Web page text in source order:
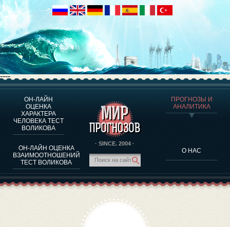
----
ОН-ЛАЙН
ОЦЕНКА
ХАРАКТЕРА
ЧЕЛОВЕКА ТЕСТ
ВОЛИКОВА
ОН-ЛАЙН ОЦЕНКА
ВЗАИМООТНОШЕНИЙ
ТЕСТ ВОЛИКОВА
· SINCE. 2004 ·
ПРОГНОЗЫ И
АНАЛИТИКА
О НАС
О ПРОГРАММЕ
ОЦЕНКА ХАРАКТЕРA ЧЕЛОВЕКА
ОЦЕНКА ХАРАКТЕРА ВЫДАЮЩИХСЯ ЛИЧНОСТЕЙ
О ПРОГРАММЕ
ТЕСТ НА СОВМЕСТИМОСТЬ ВОЛИКОВА
ПРОГНОЗЫ И АНАЛИТИКА